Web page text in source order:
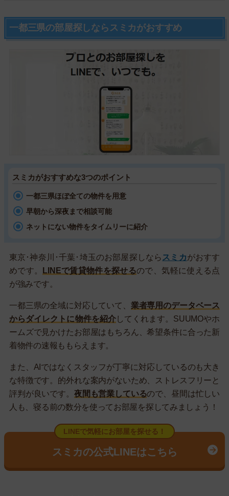
一都三県の部屋探しならスミカがおすすめ
スミカがおすすめな3つのポイント
一都三県ほぼ全ての物件を用意
早朝から深夜まで相談可能
ネットにない物件をタイムリーに紹介
東京･神奈川･千葉･埼玉のお部屋探しなら スミカがおすす
めです。
LINEで賃貸物件を探せるので、気軽に使える点
が強みです。
一都三県の全域に対応していて、 業者専用のデータベース
からダイレクトに物件を紹介してくれます。SUUMOやホ
ームズで見かけたお部屋はもちろん、希望条件に合った新
着物件の速報ももらえます。
また、AIではなくスタッフが丁寧に対応しているのも大き
な特徴です。的外れな案内がないため、ストレスフリーと
評判が良いです。 夜間も営業しているので、昼間は忙しい
人も、寝る前の数分を使ってお部屋を探してみましょう！
LINEで気軽にお部屋を探せる！
スミカの公式LINEはこちら